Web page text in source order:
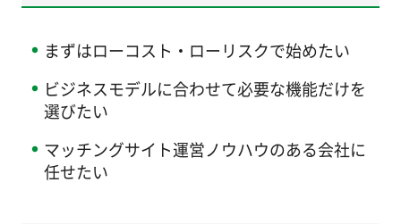
まずはローコスト・ローリスクで始めたい
ビジネスモデルに合わせて必要な機能だけを
選びたい
マッチングサイト運営ノウハウのある会社に
任せたい